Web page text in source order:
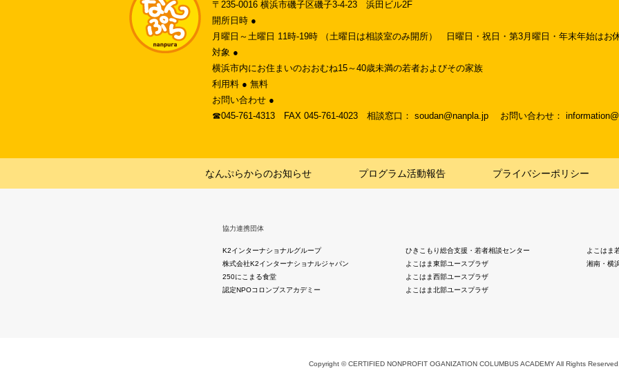
〒235-0016 横浜市磯子区磯子3-4-23 浜田ビル2F
開所日時 ●
月曜日～土曜日 11時-19時 （土曜日は相談室のみ開所）
日曜日・祝日・第3月曜日・年末年始はお
対象 ●
横浜市内にお住まいのおおむね15～40歳未満の若者およびその家族
利用料 ● 無料
お問い合わせ ●
☎︎045-761-4313 FAX 045-761-4023 相談窓口： soudan@nanpla.jp お問い合わせ：
なんぷらからのお知らせ プログラム活動報告 プライバシーポリシー
協力連携団体
K2インターナショナルグループ
株式会社K2インターナショナルジャパン
250にこまる食堂
認定NPOコロンブスアカデミー
ひきこもり総合支援・若者相談センター
よこはま東部ユースプラザ
よこはま西部ユースプラザ
よこはま北部ユースプラザ
よこはま
湘南・横
Copyright © CERTIFIED NONPROFIT OGANIZATION COLUMBUS ACADEMYAll Rights Reserved.